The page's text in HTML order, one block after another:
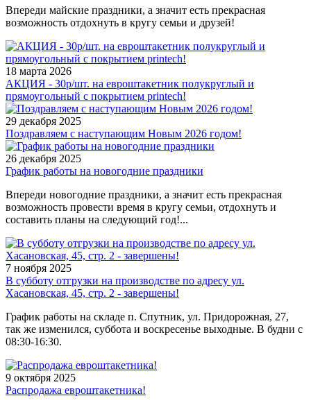
Впереди майские праздники, а значит есть прекрасная
возможность отдохнуть в кругу семьи и друзей!
18 марта 2026
АКЦИЯ - 30р/шт. на евроштакетник полукруглый и
прямоугольный с покрытием printech!
29 декабря 2025
Поздравляем с наступающим Новым 2026 годом!
26 декабря 2025
График работы на новогодние праздники
Впереди новогодние праздники, а значит есть прекрасная
возможность провести время в кругу семьи, отдохнуть и
составить планы на следующий год!...
7 ноября 2025
В субботу отгрузки на производстве по адресу ул.
Хасановская, 45, стр. 2 - завершены!
График работы на складе п. Спутник, ул. Придорожная, 27,
так же изменился, суббота и воскресенье выходные. В будни с
08:30-16:30.
9 октября 2025
Распродажа евроштакетника!